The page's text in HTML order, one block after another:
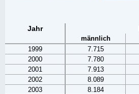
Jahr
männlich
1999
7.715
2000
7.780
2001
7.913
2002
8.089
2003
8.184